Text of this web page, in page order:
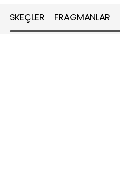
SKEÇLER FRAGMANLAR